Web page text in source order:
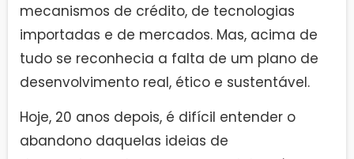
mecanismos de crédito, de tecnologias
importadas e de mercados. Mas, acima de
tudo se reconhecia a falta de um plano de
desenvolvimento real, ético e sustentável.
Hoje, 20 anos depois, é difícil entender o
abandono daquelas ideias de